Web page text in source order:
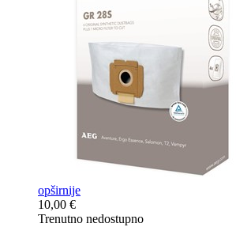
opširnije
10,00 €
Trenutno nedostupno